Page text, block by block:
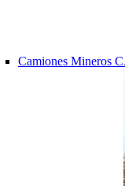
Camiones Mineros